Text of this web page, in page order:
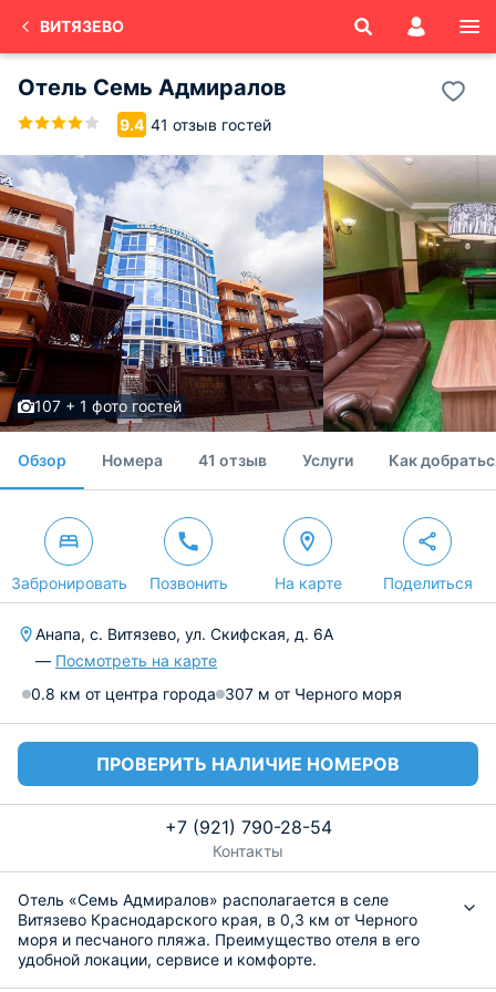
ВИТЯЗЕВО
Отель Семь Адмиралов
9.4 41 отзыв гостей
107 + 1 фото гостей
Обзор Номера 41 отзыв Услуги Как
Забронировать Позвонить На карте Поделиться
Анапа, с. Витязево, ул. Скифская, д. 6А
— Посмотреть на карте
0.8 км от центра города 307 м от Черного моря
ПРОВЕРИТЬ НАЛИЧИЕ НОМЕРОВ
+7 (921) 790-28-54
Контакты
Отель «Семь Адмиралов» располагается в селе
Витязево Краснодарского края, в 0,3 км от Черного
моря и песчаного пляжа. Преимущество отеля в его
удобной локации, сервисе и комфорте.